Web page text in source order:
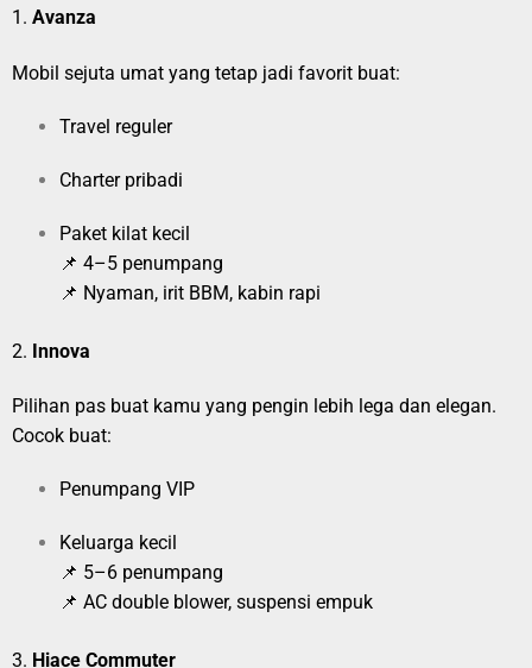
1. Avanza
Mobil sejuta umat yang tetap jadi favorit buat:
Travel reguler
Charter pribadi
Paket kilat kecil
📌 4–5 penumpang
📌 Nyaman, irit BBM, kabin rapi
2. Innova
Pilihan pas buat kamu yang pengin lebih lega dan elegan.
Cocok buat:
Penumpang VIP
Keluarga kecil
📌 5–6 penumpang
📌 AC double blower, suspensi empuk
3. Hiace Commuter